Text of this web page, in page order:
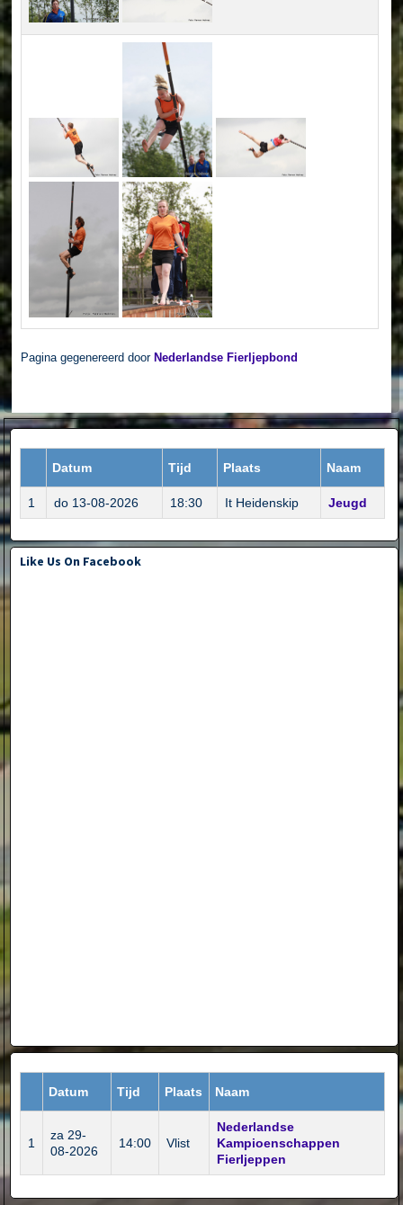
Pagina gegenereerd door Nederlandse Fierljepbond
Datum Tijd Plaats Naam
1 do 13-08-2026 18:30 It Heidenskip Jeugd
Like Us On Facebook
Datum Tijd Plaats Naam
1
za 29-
08-2026
14:00 Vlist
Nederlandse
Kampioenschappen
Fierljeppen